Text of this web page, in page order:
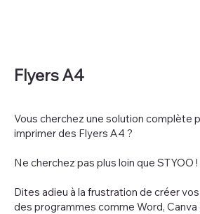
Flyers A4
Vous cherchez une solution complète
imprimer des Flyers A4 ?
Ne cherchez pas plus loin que STYOO !
Dites adieu à la frustration de créer
des programmes comme Word,